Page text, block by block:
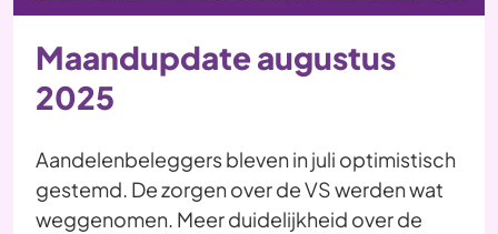
Maandupdate augustus
2025
Aandelenbeleggers bleven in juli optimistisch
gestemd. De zorgen over de VS werden wat
weggenomen. Meer duidelijkheid over de